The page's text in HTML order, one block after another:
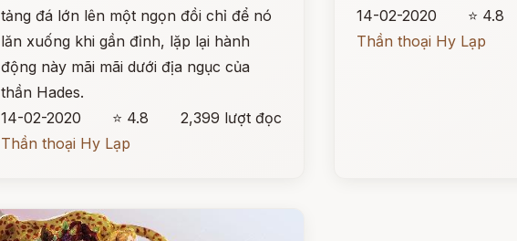
tảng đá lớn lên một ngọn đồi chỉ để nó
lăn xuống khi gần đỉnh, lặp lại hành
động này mãi mãi dưới địa ngục của
thần Hades.
14-02-2020
⭐ 4.8
2,399 lượt đọc
Thần thoại Hy Lạp
14-02-2020
⭐ 4.8
Thần thoại Hy Lạp